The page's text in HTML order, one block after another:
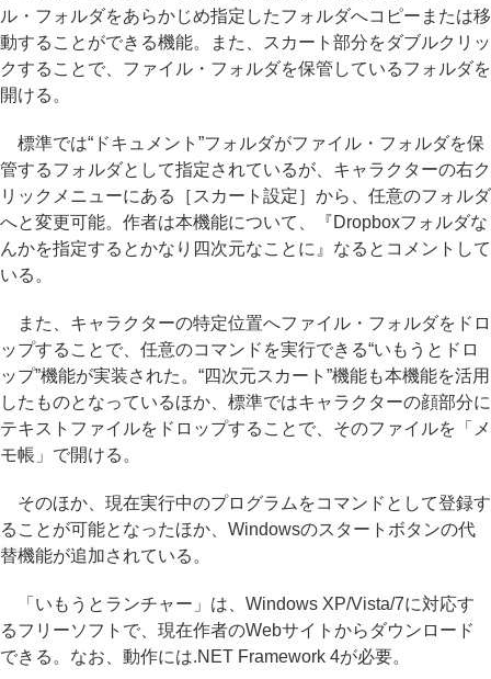
ル・フォルダをあらかじめ指定したフォルダへコピーまたは移
動することができる機能。また、スカート部分をダブルクリッ
クすることで、ファイル・フォルダを保管しているフォルダを
開ける。
標準では“ドキュメント”フォルダがファイル・フォルダを保
管するフォルダとして指定されているが、キャラクターの右ク
リックメニューにある［スカート設定］から、任意のフォルダ
へと変更可能。作者は本機能について、『Dropboxフォルダな
んかを指定するとかなり四次元なことに』なるとコメントして
いる。
また、キャラクターの特定位置へファイル・フォルダをドロ
ップすることで、任意のコマンドを実行できる“いもうとドロ
ップ”機能が実装された。“四次元スカート”機能も本機能を活用
したものとなっているほか、標準ではキャラクターの顔部分に
テキストファイルをドロップすることで、そのファイルを「メ
モ帳」で開ける。
そのほか、現在実行中のプログラムをコマンドとして登録す
ることが可能となったほか、Windowsのスタートボタンの代
替機能が追加されている。
「いもうとランチャー」は、Windows XP/Vista/7に対応す
るフリーソフトで、現在作者のWebサイトからダウンロード
できる。なお、動作には.NET Framework 4が必要。